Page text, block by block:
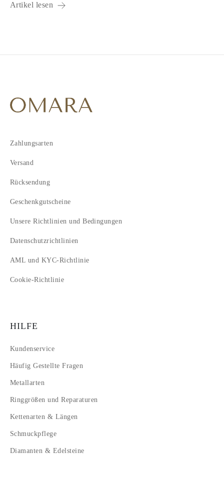
Artikel lesen
Zahlungsarten
Versand
Rücksendung
Geschenkgutscheine
Unsere Richtlinien und Bedingungen
Datenschutzrichtlinien
AML und KYC-Richtlinie
Cookie-Richtlinie
HILFE
Kundenservice
Häufig Gestellte Fragen
Metallarten
Ringgrößen und Reparaturen
Kettenarten & Längen
Schmuckpflege
Diamanten & Edelsteine